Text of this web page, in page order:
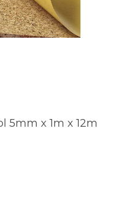
5mm x 1m x 12m